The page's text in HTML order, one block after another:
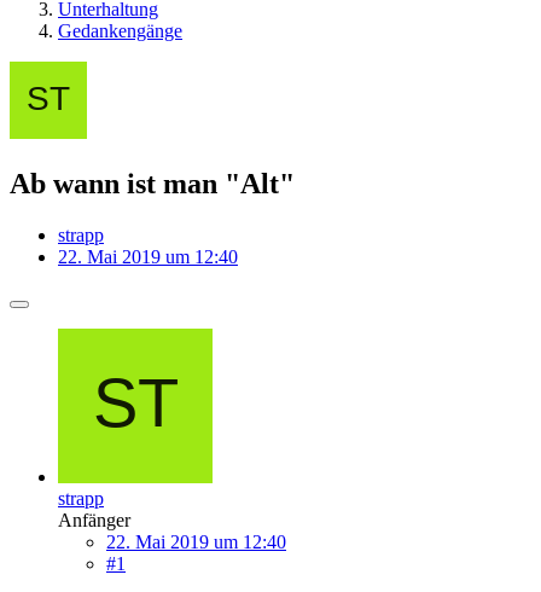
Unterhaltung
Gedankengänge
Ab wann ist man "Alt"
strapp
22. Mai 2019 um 12:40
strapp
Anfänger
22. Mai 2019 um 12:40
#1